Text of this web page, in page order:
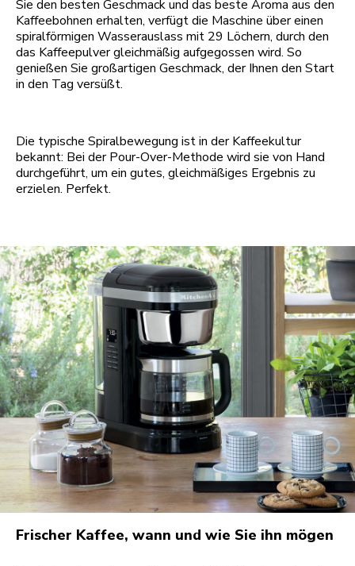
Sie den besten Geschmack und das beste Aroma aus den
Kaffeebohnen erhalten, verfügt die Maschine über einen
spiralförmigen Wasserauslass mit 29 Löchern, durch den
das Kaffeepulver gleichmäßig aufgegossen wird. So
genießen Sie großartigen Geschmack, der Ihnen den Start
in den Tag versüßt.
Die typische Spiralbewegung ist in der Kaffeekultur
bekannt: Bei der Pour-Over-Methode wird sie von Hand
durchgeführt, um ein gutes, gleichmäßiges Ergebnis zu
erzielen. Perfekt.
Frischer Kaffee, wann und wie Sie ihn mögen